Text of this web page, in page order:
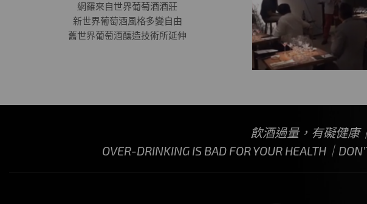
網羅來自世界葡萄酒酒莊
新世界葡萄酒風格多變自由
舊世界葡萄酒釀造技術所延伸
飲酒過量，有礙健康
OVER-DRINKING IS BAD FOR YOUR HEALTH｜